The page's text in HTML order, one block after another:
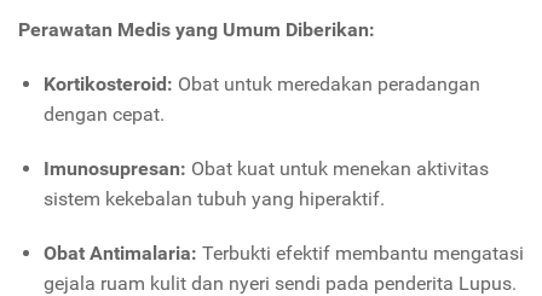
Perawatan Medis yang Umum Diberikan:
Kortikosteroid: Obat untuk meredakan peradangan
dengan cepat.
Imunosupresan: Obat kuat untuk menekan aktivitas
sistem kekebalan tubuh yang hiperaktif.
Obat Antimalaria: Terbukti efektif membantu mengatasi
gejala ruam kulit dan nyeri sendi pada penderita Lupus.